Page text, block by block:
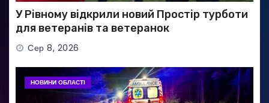
У Рівному відкрили новий Простір турботи
для ветеранів та ветеранок
Сер 8, 2026
НОВИНИ ОБЛАСТІ